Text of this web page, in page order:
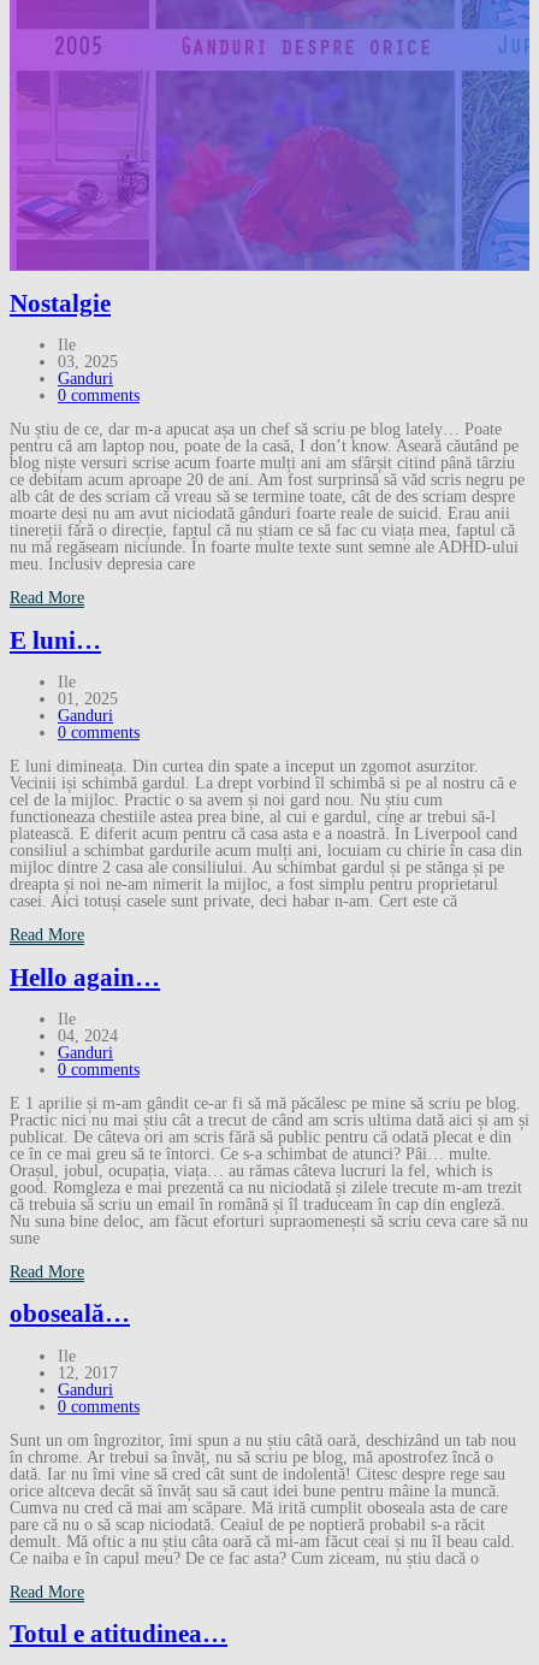
Nostalgie
Ile
03, 2025
Ganduri
0 comments
Nu știu de ce, dar m-a apucat așa un chef să scriu pe blog lately… Poate
pentru că am laptop nou, poate de la casă, I don’t know. Aseară căutând pe
blog niște versuri scrise acum foarte mulți ani am sfârșit citind până târziu
ce debitam acum aproape 20 de ani. Am fost surprinsă să văd scris negru pe
alb cât de des scriam că vreau să se termine toate, cât de des scriam despre
moarte deși nu am avut niciodată gânduri foarte reale de suicid. Erau anii
tinereții fără o direcție, faptul că nu știam ce să fac cu viața mea, faptul că
nu mă regăseam niciunde. În foarte multe texte sunt semne ale ADHD-ului
meu. Inclusiv depresia care
Read More
E luni…
Ile
01, 2025
Ganduri
0 comments
E luni dimineața. Din curtea din spate a inceput un zgomot asurzitor.
Vecinii iși schimbă gardul. La drept vorbind îl schimbă si pe al nostru că e
cel de la mijloc. Practic o sa avem și noi gard nou. Nu știu cum
functioneaza chestiile astea prea bine, al cui e gardul, cine ar trebui să-l
platească. E diferit acum pentru că casa asta e a noastră. În Liverpool cand
consiliul a schimbat gardurile acum mulți ani, locuiam cu chirie în casa din
mijloc dintre 2 casa ale consiliului. Au schimbat gardul și pe stănga și pe
dreapta și noi ne-am nimerit la mijloc, a fost simplu pentru proprietarul
casei. Aici totuși casele sunt private, deci habar n-am. Cert este că
Read More
Hello again…
Ile
04, 2024
Ganduri
0 comments
E 1 aprilie și m-am gândit ce-ar fi să mă păcălesc pe mine să scriu pe blog.
Practic nici nu mai știu cât a trecut de când am scris ultima dată aici și am și
publicat. De câteva ori am scris fără să public pentru că odată plecat e din
ce în ce mai greu să te întorci. Ce s-a schimbat de atunci? Pâi… multe.
Orașul, jobul, ocupația, viața… au rămas câteva lucruri la fel, which is
good. Romgleza e mai prezentă ca nu niciodată și zilele trecute m-am trezit
că trebuia să scriu un email în română și îl traduceam în cap din engleză.
Nu suna bine deloc, am făcut eforturi supraomenești să scriu ceva care să nu
sune
Read More
oboseală…
Ile
12, 2017
Ganduri
0 comments
Sunt un om îngrozitor, îmi spun a nu știu câtă oară, deschizând un tab nou
în chrome. Ar trebui sa învăț, nu să scriu pe blog, mă apostrofez încă o
dată. Iar nu îmi vine să cred cât sunt de indolentă! Citesc despre rege sau
orice altceva decât să învăț sau să caut idei bune pentru mâine la muncă.
Cumva nu cred că mai am scăpare. Mă irită cumplit oboseala asta de care
pare că nu o să scap niciodată. Ceaiul de pe noptieră probabil s-a răcit
demult. Mă oftic a nu știu câta oară că mi-am făcut ceai și nu îl beau cald.
Ce naiba e în capul meu? De ce fac asta? Cum ziceam, nu știu dacă o
Read More
Totul e atitudinea…